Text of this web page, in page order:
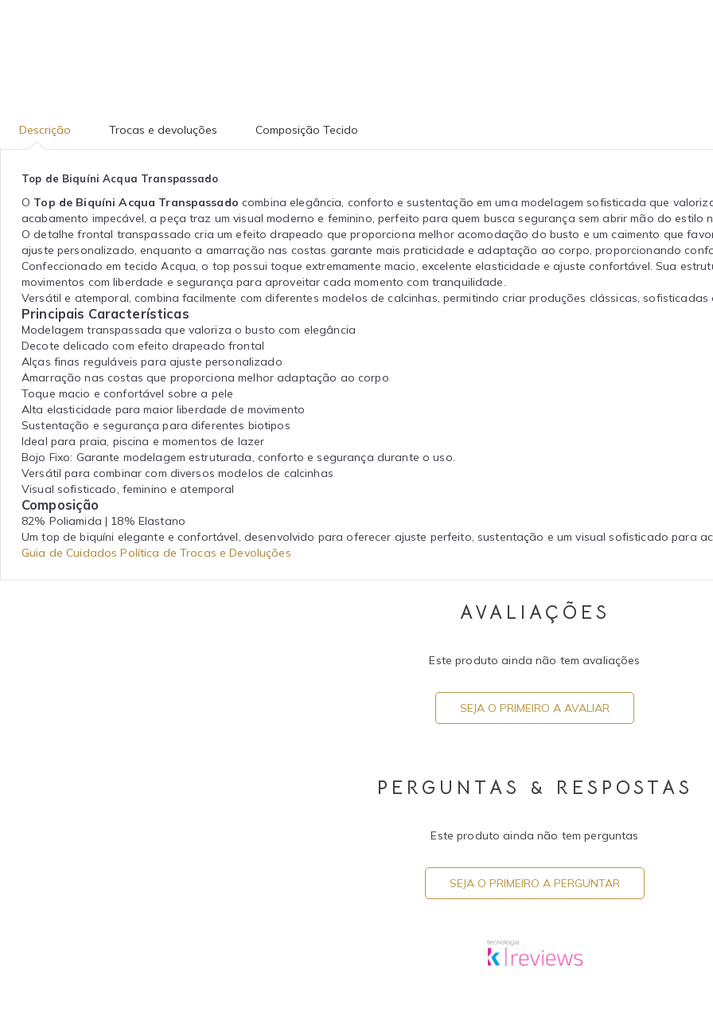
Descrição Trocas e devoluções Composição Tecido
Top de Biquíni Acqua Transpassado
O Top de Biquíni Acqua Transpassado combina elegância, conforto e sustentação em uma modelagem sofisticada que
acabamento impecável, a peça traz um visual moderno e feminino, perfeito para quem busca segurança sem abrir mão do estilo
O detalhe frontal transpassado cria um efeito drapeado que proporciona melhor acomodação do busto e um caimento que
ajuste personalizado, enquanto a amarração nas costas garante mais praticidade e adaptação ao corpo, proporcionando
Confeccionado em tecido Acqua, o top possui toque extremamente macio, excelente elasticidade e ajuste confortável. Sua
movimentos com liberdade e segurança para aproveitar cada momento com tranquilidade.
Versátil e atemporal, combina facilmente com diferentes modelos de calcinhas, permitindo criar produções clássicas,
Principais Características
Modelagem transpassada que valoriza o busto com elegância
Decote delicado com efeito drapeado frontal
Alças finas reguláveis para ajuste personalizado
Amarração nas costas que proporciona melhor adaptação ao corpo
Toque macio e confortável sobre a pele
Alta elasticidade para maior liberdade de movimento
Sustentação e segurança para diferentes biotipos
Ideal para praia, piscina e momentos de lazer
Bojo Fixo: Garante modelagem estruturada, conforto e segurança durante o uso.
Versátil para combinar com diversos modelos de calcinhas
Visual sofisticado, feminino e atemporal
Composição
82% Poliamida | 18% Elastano
Um top de biquíni elegante e confortável, desenvolvido para oferecer ajuste perfeito, sustentação e um visual sofisticado para
Guia de Cuidados Política de Trocas e Devoluções
AVALIAÇÕES
Este produto ainda não tem avaliações
SEJA O PRIMEIRO A AVALIAR
PERGUNTAS & RESPOSTAS
Este produto ainda não tem perguntas
SEJA O PRIMEIRO A PERGUNTAR